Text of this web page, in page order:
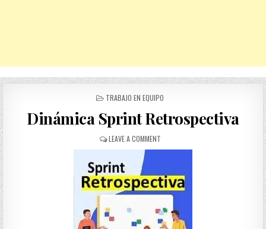
POSTED
TRABAJO EN EQUIPO
Dinámica Sprint Retrospectiva
LEAVE A COMMENTON
DINÁMICA
RETROSPECTIVA